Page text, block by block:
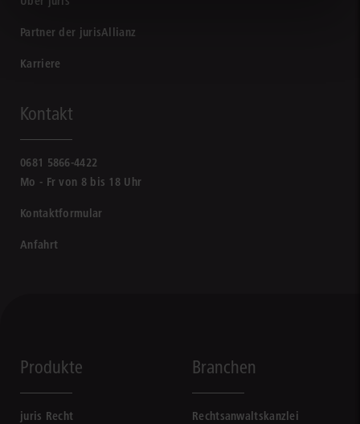
Partner der jurisAllianz
Karriere
Kontakt
0681 5866-4422
Mo - Fr von 8 bis 18 Uhr
Kontaktformular
Anfahrt
Produkte
juris Recht
Branchen
Rechtsanwaltskanzlei